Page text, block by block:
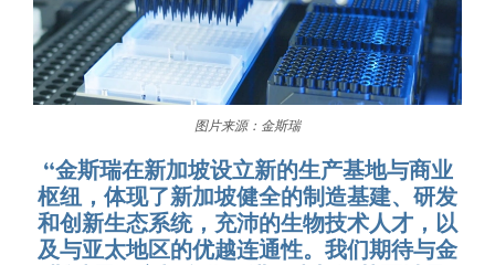
图片来源：金斯瑞
“金斯瑞在新加坡设立新的生产基地与商业
枢纽，体现了新加坡健全的制造基建、研发
和创新生态系统，充沛的生物技术人才，以
及与亚太地区的优越连通性。我们期待与金